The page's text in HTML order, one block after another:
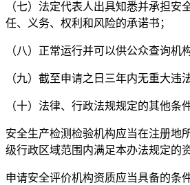
（七）法定代表人出具知悉并承担安
任、义务、权利和风险的承诺书；
（八）正常运行并可以供公众查询机
（九）截至申请之日三年内无重大违
（十）法律、行政法规规定的其他条
安全生产检测检验机构应当在注册地
级行政区域范围内满足本办法规定的
申请安全评价机构资质应当具备的条